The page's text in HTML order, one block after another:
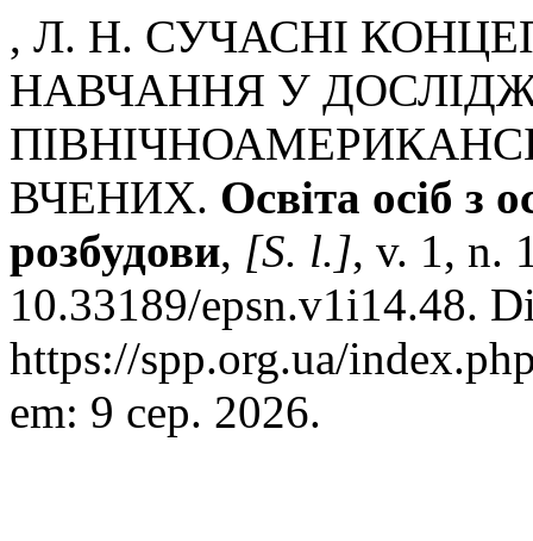
, Л. Н. СУЧАСНІ
НАВЧАННЯ У
ВЧЕНИХ. Освіта осіб з
розбудови, [S. l.], v. 1, n.
10.33189/epsn.v1i14.48.
https://spp.org.ua/
em: 9 сер. 2026.